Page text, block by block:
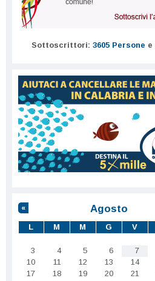
Sottoscrittori: 3605 Persone e
Agosto
«
L M M G V
3
4 5 6 7
10
11 12 13 14
17
18 19 20 21